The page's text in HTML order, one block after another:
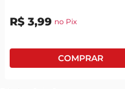
R$ 3,99 no Pix